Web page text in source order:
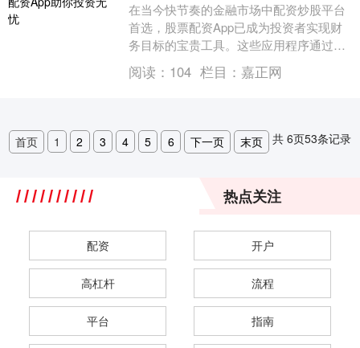
在当今快节奏的金融市场中配资炒股平台
首选，股票配资App已成为投资者实现财
务目标的宝贵工具。这些应用程序通过提
供杠杆资金，使投资者能够放大其投资潜
力，从而获得更....
阅读： 104 栏目： 嘉正网
首页 1 2 3 4 5 6 下一页 末页 共6页53条记录
热点关注
配资 开户
高杠杆 流程
平台 指南